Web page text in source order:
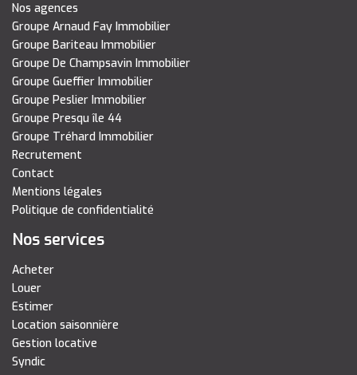
Nos agences
Groupe Arnaud Fay Immobilier
Groupe Bariteau Immobilier
Groupe De Champsavin Immobilier
Groupe Gueffier Immobilier
Groupe Peslier Immobilier
Groupe Presqu île 44
Groupe Tréhard Immobilier
Recrutement
Contact
Mentions légales
Politique de confidentialité
Nos services
Acheter
Louer
Estimer
Location saisonnière
Gestion locative
Syndic